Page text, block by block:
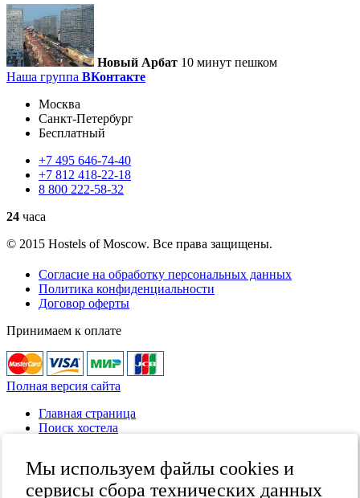
Новый Арбат 10 минут пешком
Наша группа ВКонтакте
Москва
Санкт-Петербург
Бесплатный
+7 495 646-74-40
+7 812 418-22-18
8 800 222-58-32
24 часа
© 2015 Hostels of Moscow. Все права защищены.
Согласие на обработку персональных данных
Политика конфиденциальности
Договор оферты
Принимаем к оплате
Мы используем файлы cookies и
сервисы сбора технических данных
Полная версия сайта
Главная страница
Поиск хостела
Каталог хостелов
Как оплатить